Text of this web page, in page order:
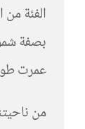
الفئة من
بصفة
عمرت
من